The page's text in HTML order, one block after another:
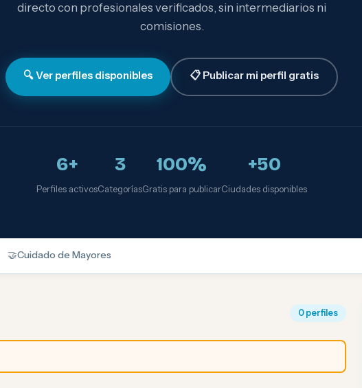
directo con profesionales verificados, sin intermediarios ni
comisiones.
🔍 Ver perfiles disponibles 📋 Publicar mi perfil gratis
6+
Perfiles activos
3
Categorías
100%
Gratis para publicar
+50
Ciudades disponibles
🤝Cuidado de Mayores
0 perfiles